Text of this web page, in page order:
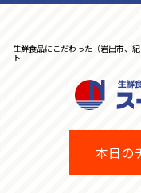
生鮮食品にこだわった（岩出市、
ト
本日の